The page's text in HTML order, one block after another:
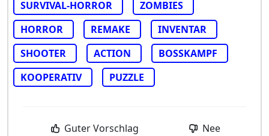
SURVIVAL-HORROR
ZOMBIES
HORROR
REMAKE
INVENTAR
SHOOTER
ACTION
BOSSKAMPF
KOOPERATIV
PUZZLE
Guter Vorschlag Nee